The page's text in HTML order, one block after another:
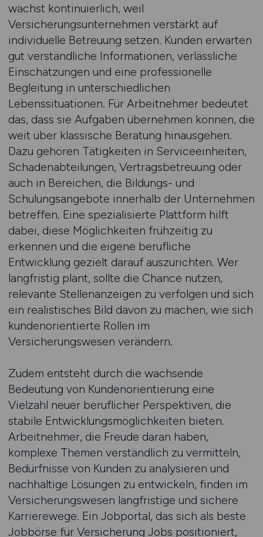
wächst kontinuierlich, weil
Versicherungsunternehmen verstärkt auf
individuelle Betreuung setzen. Kunden erwarten
gut verständliche Informationen, verlässliche
Einschätzungen und eine professionelle
Begleitung in unterschiedlichen
Lebenssituationen. Für Arbeitnehmer bedeutet
das, dass sie Aufgaben übernehmen können, die
weit über klassische Beratung hinausgehen.
Dazu gehören Tätigkeiten in Serviceeinheiten,
Schadenabteilungen, Vertragsbetreuung oder
auch in Bereichen, die Bildungs- und
Schulungsangebote innerhalb der Unternehmen
betreffen. Eine spezialisierte Plattform hilft
dabei, diese Möglichkeiten frühzeitig zu
erkennen und die eigene berufliche
Entwicklung gezielt darauf auszurichten. Wer
langfristig plant, sollte die Chance nutzen,
relevante Stellenanzeigen zu verfolgen und sich
ein realistisches Bild davon zu machen, wie sich
kundenorientierte Rollen im
Versicherungswesen verändern.
Zudem entsteht durch die wachsende
Bedeutung von Kundenorientierung eine
Vielzahl neuer beruflicher Perspektiven, die
stabile Entwicklungsmöglichkeiten bieten.
Arbeitnehmer, die Freude daran haben,
komplexe Themen verständlich zu vermitteln,
Bedürfnisse von Kunden zu analysieren und
nachhaltige Lösungen zu entwickeln, finden im
Versicherungswesen langfristige und sichere
Karrierewege. Ein Jobportal, das sich als beste
Jobbörse für Versicherung Jobs positioniert,